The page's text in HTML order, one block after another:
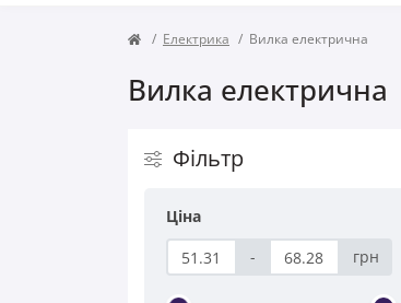
Електрика Вилка електрична
Вилка електрична
Фільтр
Ціна
-
грн